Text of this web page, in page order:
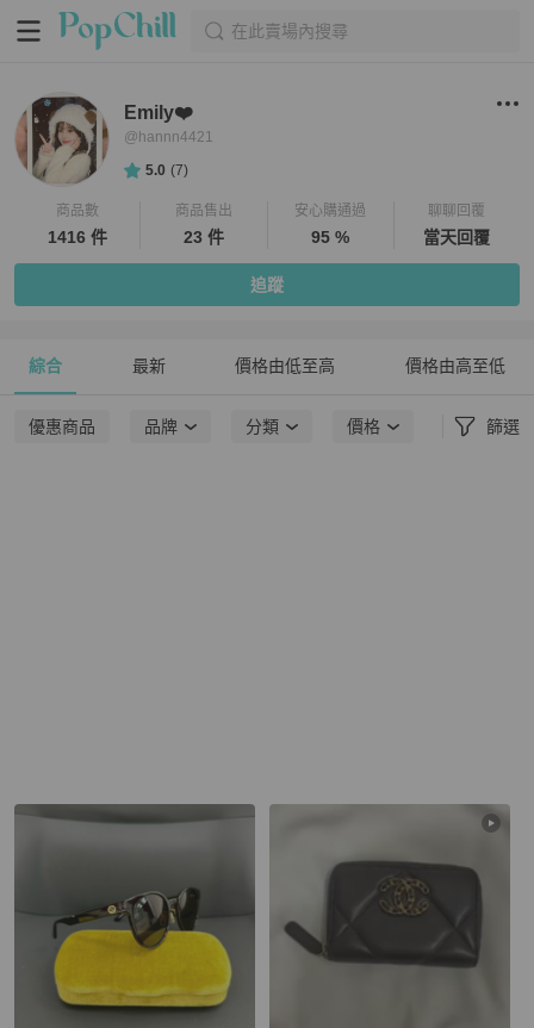
在此賣場內搜尋
Emily❤️
@ hannn4421
5.0 (7)
商品數
1416 件
商品售出
23 件
安心購通過
95 %
聊聊回覆
當天回覆
追蹤
綜合 最新 價格由低至高 價格由高至低
優惠商品 品牌 分類 價格 篩選